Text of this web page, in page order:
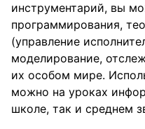
инструментарий, вы
программирования,
(управление
моделирование,
их особом мире.
можно на уроках
школе, так и среднем